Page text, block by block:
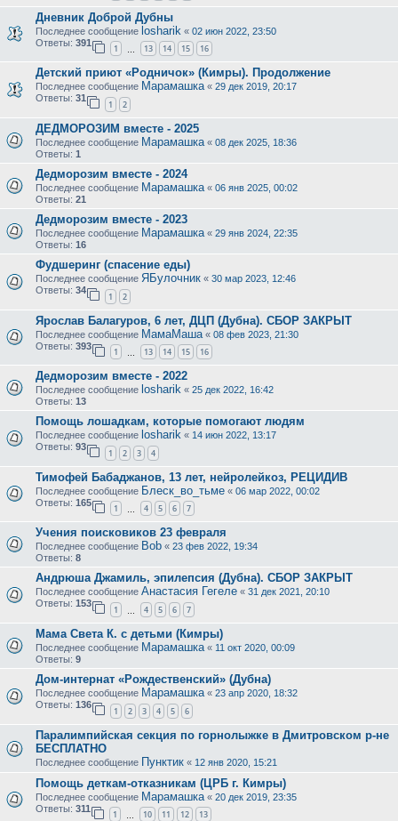
Дневник Доброй Дубны
Последнее сообщение losharik « 02 июн 2022, 23:50
Ответы: 391
1 13 14 15 16
Детский приют «Родничок» (Кимры). Продолжение
Последнее сообщение Марамашка « 29 дек 2019, 20:17
Ответы: 31
1 2
ДЕДМОРОЗИМ вместе - 2025
Последнее сообщение Марамашка « 08 дек 2025, 18:36
Ответы: 1
Дедморозим вместе - 2024
Последнее сообщение Марамашка « 06 янв 2025, 00:02
Ответы: 21
Дедморозим вместе - 2023
Последнее сообщение Марамашка « 29 янв 2024, 22:35
Ответы: 16
Фудшеринг (спасение еды)
Последнее сообщение ЯБулочник « 30 мар 2023, 12:46
Ответы: 34
1 2
Ярослав Балагуров, 6 лет, ДЦП (Дубна). СБОР ЗАКРЫТ
Последнее сообщение МамаМаша « 08 фев 2023, 21:30
Ответы: 393
1 13 14 15 16
Дедморозим вместе - 2022
Последнее сообщение losharik « 25 дек 2022, 16:42
Ответы: 13
Помощь лошадкам, которые помогают людям
Последнее сообщение losharik « 14 июн 2022, 13:17
Ответы: 93
1 2 3 4
Тимофей Бабаджанов, 13 лет, нейролейкоз, РЕЦИДИВ
Последнее сообщение Блеск_во_тьме « 06 мар 2022, 00:02
Ответы: 165
1 4 5 6 7
Учения поисковиков 23 февраля
Последнее сообщение Bob « 23 фев 2022, 19:34
Ответы: 8
Андрюша Джамиль, эпилепсия (Дубна). СБОР ЗАКРЫТ
Последнее сообщение Анастасия Гегеле « 31 дек 2021, 20:10
Ответы: 153
1 4 5 6 7
Мама Света К. с детьми (Кимры)
Последнее сообщение Марамашка « 11 окт 2020, 00:09
Ответы: 9
Дом-интернат «Рождественский» (Дубна)
Последнее сообщение Марамашка « 23 апр 2020, 18:32
Ответы: 136
1 2 3 4 5 6
Паралимпийская секция по горнолыжке в Дмитровском р-не
БЕСПЛАТНО
Последнее сообщение Пунктик « 12 янв 2020, 15:21
Помощь деткам-отказникам (ЦРБ г. Кимры)
Последнее сообщение Марамашка « 20 дек 2019, 23:35
Ответы: 311
1 10 11 12 13